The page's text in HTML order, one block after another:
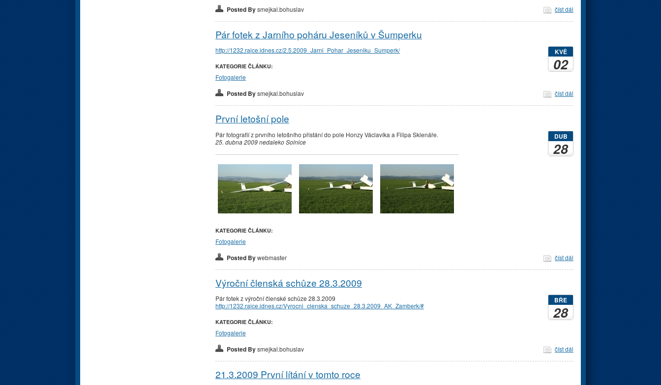
Posted Bysmejkal.bohuslav číst dál
Pár fotek z Jarního poháru Jeseníků v Šumperku
KVĚ
02
http://1232.rajce.idnes.cz/2.5.2009_Jarni_Pohar_Jeseniku_Sumperk/
KATEGORIE ČLÁNKU:
Fotogalerie
Posted Bysmejkal.bohuslav číst dál
První letošní pole
DUB
28
Pár fotografií z prvního letošního přistání do pole Honzy Václavíka a Filipa Sklenáře.
25. dubna 2009 nedaleko Solnice
KATEGORIE ČLÁNKU:
Fotogalerie
Posted Bywebmaster číst dál
Výroční členská schůze 28.3.2009
BŘE
28
Pár fotek z výroční členské schůze 28.3.2009
http://1232.rajce.idnes.cz/Vyrocni_clenska_schuze_28.3.2009_AK_Zamberk/#
KATEGORIE ČLÁNKU:
Fotogalerie
Posted Bysmejkal.bohuslav číst dál
21.3.2009 První lítání v tomto roce